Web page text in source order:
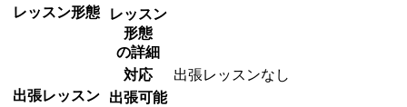
レッスン形態
レッスン
形態
の詳細
出張レッスン
対応
出張レッスンなし
出張可能